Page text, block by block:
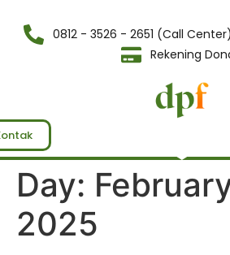
0812 - 3526 - 2651 (Call Center)
Rekening
Day:
2025